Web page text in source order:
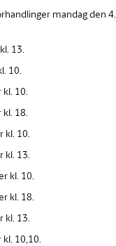
mandag den 4.
13.
10.
10.
18.
kl. 10.
kl. 13.
kl. 10.
kl. 18.
kl. 13.
10,10.